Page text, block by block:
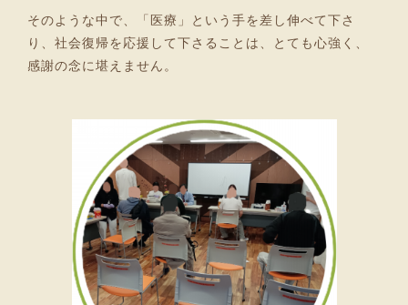
そのような中で、「医療」という手を差し伸べて下さ
り、社会復帰を応援して下さることは、とても心強く、
感謝の念に堪えません。